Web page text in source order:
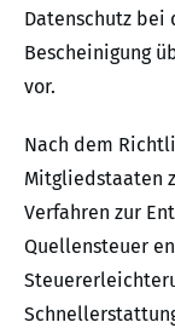
Datenschutz bei
Bescheinigung
vor.
Nach dem
Mitgliedstaaten
Verfahren zur
Quellensteuer